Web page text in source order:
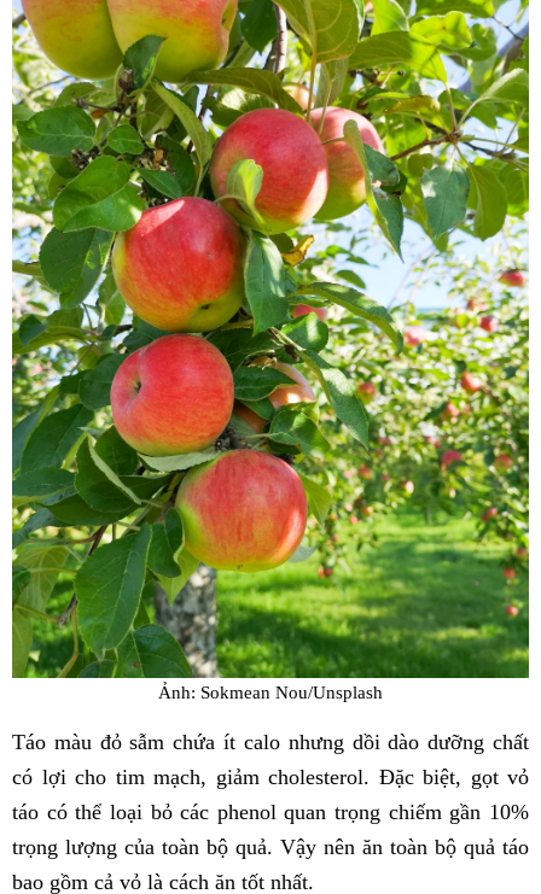
Ảnh: Sokmean Nou/Unsplash
Táo màu đỏ sẫm chứa ít calo nhưng dồi dào dưỡng chất
có lợi cho tim mạch, giảm cholesterol. Đặc biệt, gọt vỏ
táo có thể loại bỏ các phenol quan trọng chiếm gần 10%
trọng lượng của toàn bộ quả. Vậy nên ăn toàn bộ quả táo
bao gồm cả vỏ là cách ăn tốt nhất.